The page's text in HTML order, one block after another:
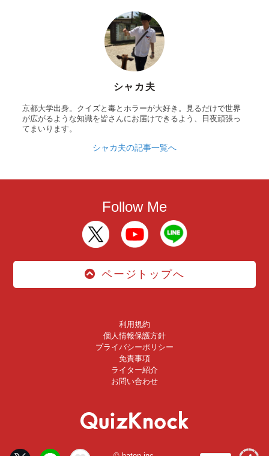
シャカ夫
京都大学出身。クイズと毒とホラーが大好き。見るだけで世界
が広がるような知識を皆さんにお届けできるよう、日夜頑張っ
てまいります。
シャカ夫の記事一覧へ
Follow Me
ページトップへ
利用規約
個人情報保護方針
プライバシーポリシー
免責事項
ライター紹介
お問い合わせ